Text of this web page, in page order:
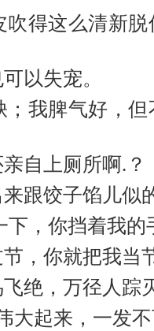
吹得这么清新脱
以失宠。
；我脾气好，但
自上厕所啊.？
跟饺子馅儿似
下，你挡着我的
，你就把我当
绝，万径人踪
大起来，一发